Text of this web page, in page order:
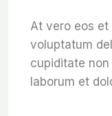
At vero eos
voluptatum
cupiditate
laborum et